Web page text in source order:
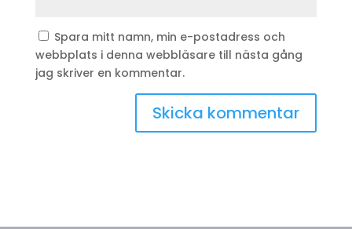
Spara mitt namn, min e-postadress och
webbplats i denna webbläsare till nästa gång
jag skriver en kommentar.